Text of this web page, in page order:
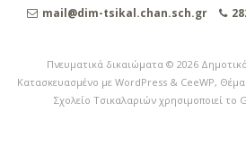
mail@dim-tsikal.chan.sch.gr
Πνευματικά δικαιώματα © 2026
Κατασκευασμένο με WordPress & CeeWP,
Σχολείο Τσικαλαριών χρησιμοποιεί